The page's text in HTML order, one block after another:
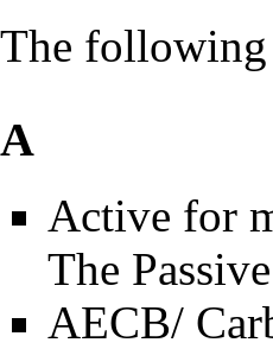
The following
A
Active for
The
AECB/